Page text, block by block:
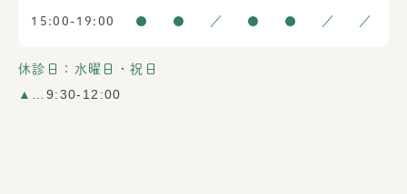
15:00-19:00 ● ● ／ ● ● ／ ／
休診日：水曜日・祝日
▲ …9:30-12:00